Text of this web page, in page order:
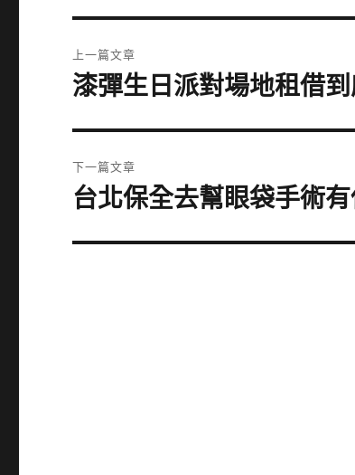
章
上一篇文章
上
篇
文
章:
漆彈生日派對場地租借
下一篇文章
下
篇
台北保全去幫眼袋手術